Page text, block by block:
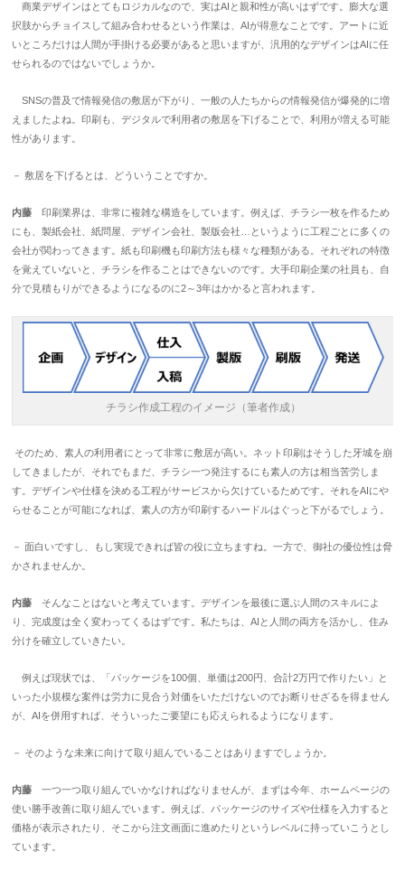
商業デザインはとてもロジカルなので、実はAIと親和性が高いはずです。膨大な選
択肢からチョイスして組み合わせるという作業は、AIが得意なことです。アートに近
いところだけは人間が手掛ける必要があると思いますが、汎用的なデザインはAIに任
せられるのではないでしょうか。
SNSの普及で情報発信の敷居が下がり、一般の人たちからの情報発信が爆発的に増
えましたよね。印刷も、デジタルで利用者の敷居を下げることで、利用が増える可能
性があります。
－ 敷居を下げるとは、どういうことですか。
内藤 印刷業界は、非常に複雑な構造をしています。例えば、チラシ一枚を作るため
にも、製紙会社、紙問屋、デザイン会社、製版会社…というように工程ごとに多くの
会社が関わってきます。紙も印刷機も印刷方法も様々な種類がある。それぞれの特徴
を覚えていないと、チラシを作ることはできないのです。大手印刷企業の社員も、自
分で見積もりができるようになるのに2～3年はかかると言われます。
チラシ作成工程のイメージ（筆者作成）
そのため、素人の利用者にとって非常に敷居が高い。ネット印刷はそうした牙城を崩
してきましたが、それでもまだ、チラシ一つ発注するにも素人の方は相当苦労しま
す。デザインや仕様を決める工程がサービスから欠けているためです。それをAIにや
らせることが可能になれば、素人の方が印刷するハードルはぐっと下がるでしょう。
－ 面白いですし、もし実現できれば皆の役に立ちますね。一方で、御社の優位性は脅
かされませんか。
内藤 そんなことはないと考えています。デザインを最後に選ぶ人間のスキルによ
り、完成度は全く変わってくるはずです。私たちは、AIと人間の両方を活かし、住み
分けを確立していきたい。
例えば現状では、「パッケージを100個、単価は200円、合計2万円で作りたい」と
いった小規模な案件は労力に見合う対価をいただけないのでお断りせざるを得ません
が、AIを併用すれば、そういったご要望にも応えられるようになります。
－ そのような未来に向けて取り組んでいることはありますでしょうか。
内藤 一つ一つ取り組んでいかなければなりませんが、まずは今年、ホームページの
使い勝手改善に取り組んでいます。例えば、パッケージのサイズや仕様を入力すると
価格が表示されたり、そこから注文画面に進めたりというレベルに持っていこうとし
ています。